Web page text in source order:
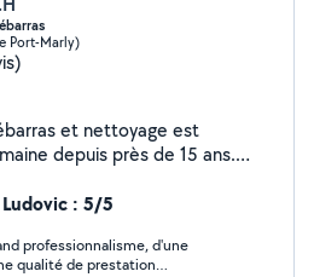
Port-Marly)
et nettoyage est
depuis près de 15 ans.
d'autres services. Couvrant à
Ces services ont été
besoins du particulier ET du
: 5/5
professionnalisme, d'une
qualité de prestation